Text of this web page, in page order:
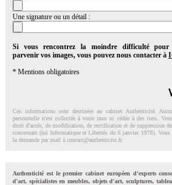
Une signature ou un détail :
Si vous rencontrez la moindre difficulté
parvenir vos images, vous pouvez nous contacter à
* Mentions obligatoires
Ces informations sont destinées au cabinet Authenticité.
personnelle n'est collectée à votre insu ni cédée à des tiers.
droit d'accés, de modification, de rectification et de suppression
concernant (loi Informatique et Libertés du 6 janvier 1978). Vous
la demande par mail à contact@authenticite.fr.
Authenticité est le premier cabinet européen d'experts
d'art, spécialistes en meubles, objets d'art, sculptures,